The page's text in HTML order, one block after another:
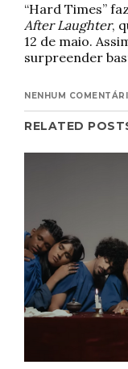
“Hard Times”
After Laughter,
12 de maio.
surpreender
NENHUM
RELATED